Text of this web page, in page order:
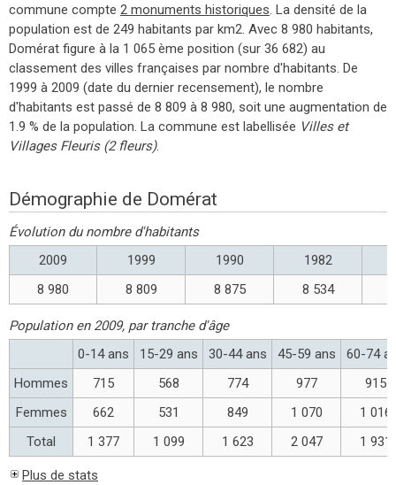
commune compte 2 monuments historiques. La densité de la
population est de 249 habitants par km2. Avec 8 980 habitants,
Domérat figure à la 1 065 ème position (sur 36 682) au
classement des villes françaises par nombre d'habitants. De
1999 à 2009 (date du dernier recensement), le nombre
d'habitants est passé de 8 809 à 8 980, soit une augmentation de
1.9 % de la population. La commune est labellisée Villes et
Villages Fleuris (2 fleurs).
Démographie de Domérat
Évolution du nombre d'habitants
2009
1999 1990 1982
8 980
8 809 8 875 8 534
Population en 2009, par tranche d'âge
0-14 ans
15-29 ans 30-44 ans 45-59 ans
60-74
Hommes
715 568 774 977
915
Femmes
662 531 849 1 070
1 016
Total
1 377 1 099 1 623 2 047 1 931
Plus de stats